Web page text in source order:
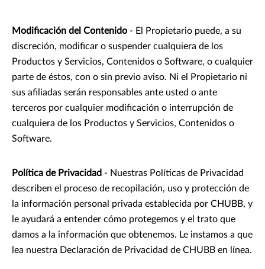
Modificación del Contenido - El Propietario puede, a su
discreción, modificar o suspender cualquiera de los
Productos y Servicios, Contenidos o Software, o cualquier
parte de éstos, con o sin previo aviso. Ni el Propietario ni
sus afiliadas serán responsables ante usted o ante
terceros por cualquier modificación o interrupción de
cualquiera de los Productos y Servicios, Contenidos o
Software.
Política de Privacidad - Nuestras Políticas de Privacidad
describen el proceso de recopilación, uso y protección de
la información personal privada establecida por CHUBB, y
le ayudará a entender cómo protegemos y el trato que
damos a la información que obtenemos. Le instamos a que
lea nuestra Declaración de Privacidad de CHUBB en línea.